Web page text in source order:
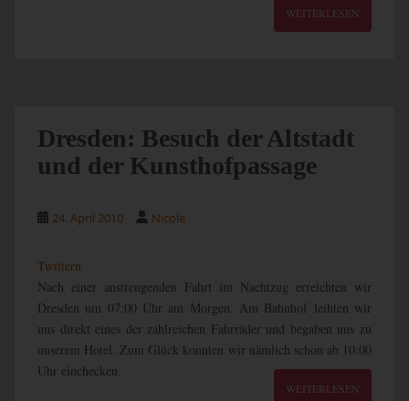
WEITERLESEN
Dresden: Besuch der Altstadt
und der Kunsthofpassage
24. April 2010 Nicole
Twittern
Nach einer anstrengenden Fahrt im Nachtzug erreichten wir
Dresden um 07:00 Uhr am Morgen. Am Bahnhof leihten wir
uns direkt eines der zahlreichen Fahrräder und begaben uns zu
unserem Hotel. Zum Glück konnten wir nämlich schon ab 10:00
Uhr einchecken.
WEITERLESEN